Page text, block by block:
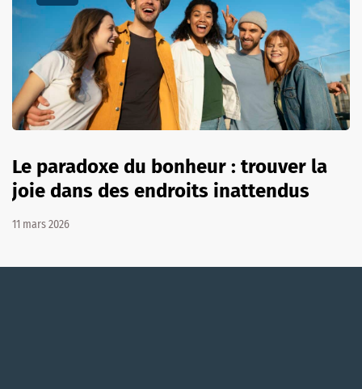
Le paradoxe du bonheur : trouver la
joie dans des endroits inattendus
11 mars 2026